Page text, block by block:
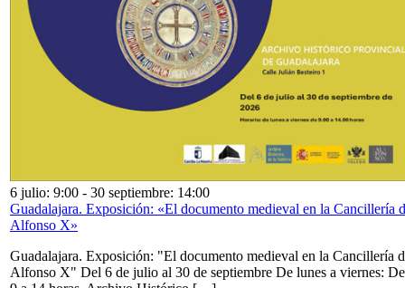
6 julio: 9:00 - 30 septiembre: 14:00
Guadalajara. Exposición: «El documento medieval en la Cancillería
Alfonso X»
Guadalajara. Exposición: "El documento medieval en la Cancillería
Alfonso X" Del 6 de julio al 30 de septiembre De lunes a viernes: De